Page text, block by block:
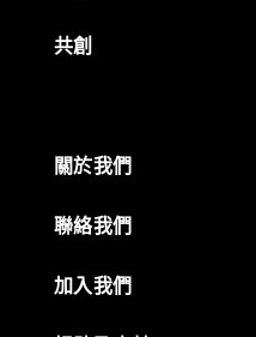
共創
關於我們
聯絡我們
加入我們